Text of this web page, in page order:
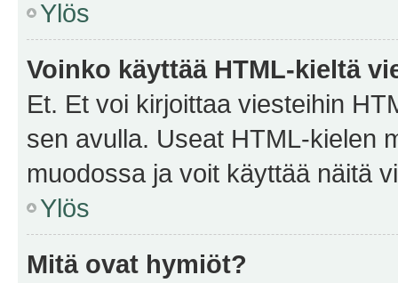
Ylös
Voinko käyttää HTML-kieltä
Et. Et voi kirjoittaa viesteihin
sen avulla. Useat HTML-kielen
muodossa ja voit käyttää näitä
Ylös
Mitä ovat hymiöt?